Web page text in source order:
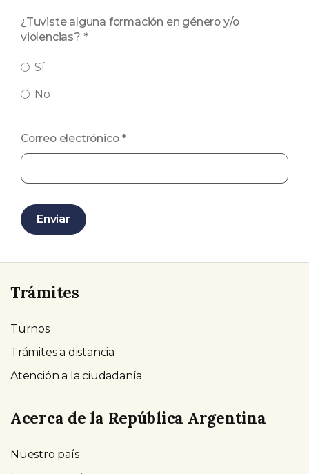
¿Tuviste alguna formación en género y/o
violencias? *
Sí
No
Correo electrónico *
Enviar
Trámites
Turnos
Trámites a distancia
Atención a la ciudadanía
Acerca de la República Argentina
Nuestro país